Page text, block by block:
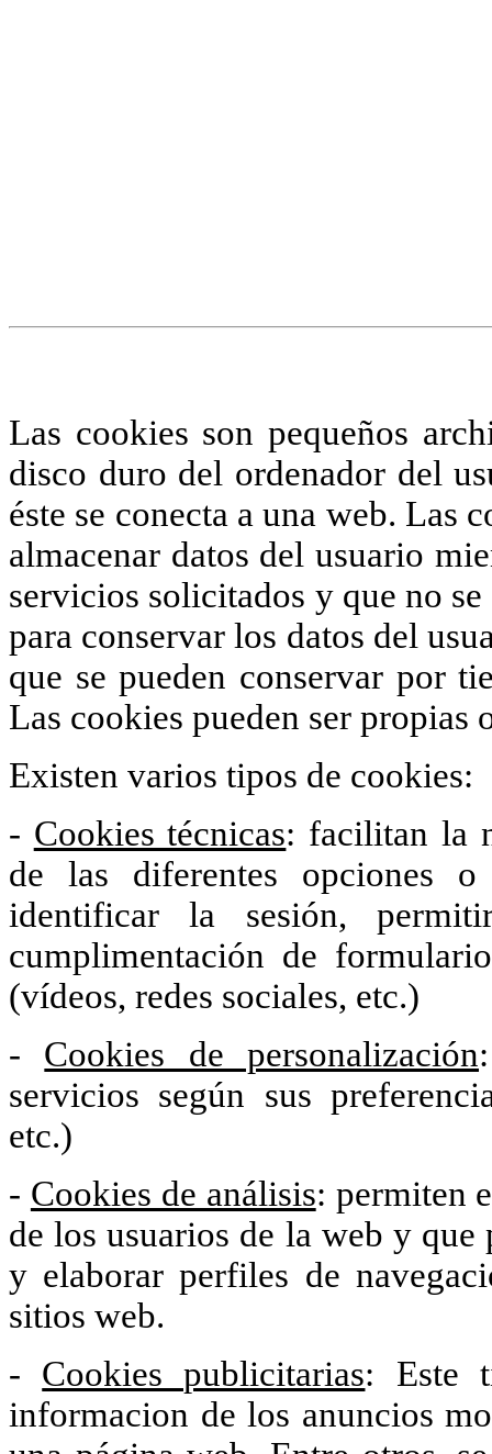
Las cookies son pequeños
disco duro del ordenador del
éste se conecta a una web. Las
almacenar datos del usuario
servicios solicitados y que no
para conservar los datos del
que se pueden conservar por
Las cookies pueden ser propias
Existen varios tipos de cookies:
- Cookies técnicas: facilitan la
de las diferentes opciones
identificar la sesión,
cumplimentación de
(vídeos, redes sociales, etc.)
- Cookies de personalización
servicios según sus
etc.)
- Cookies de análisis: permiten
de los usuarios de la web y
y elaborar perfiles de
sitios web.
- Cookies publicitarias: Este
informacion de los anuncios